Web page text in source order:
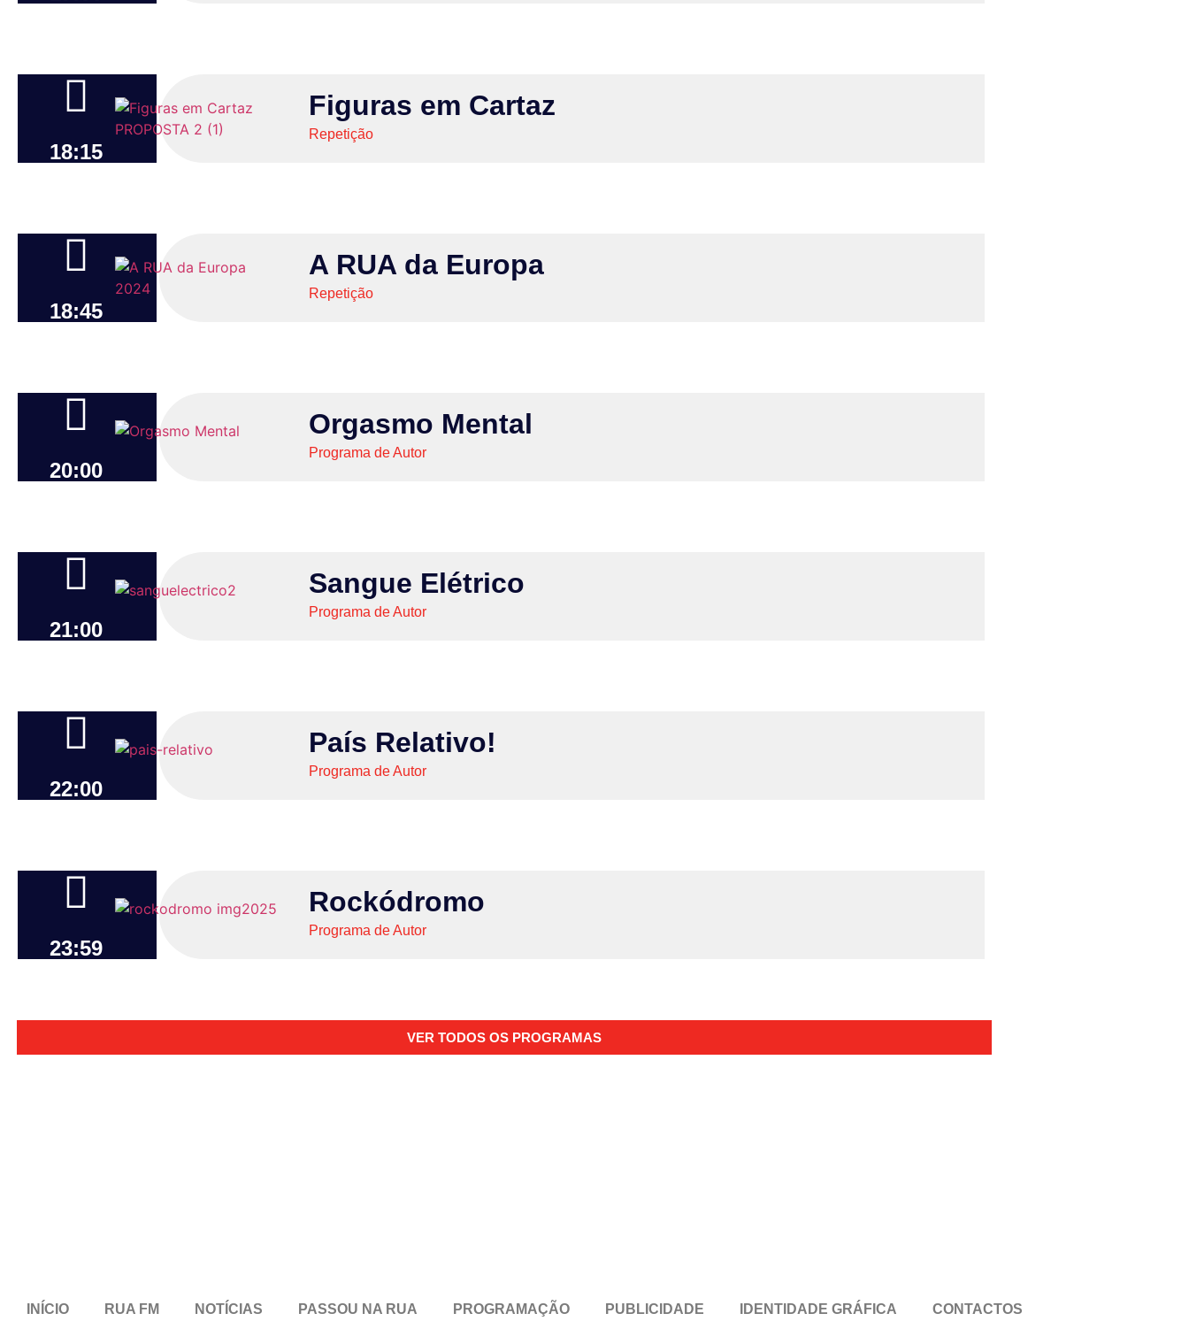
18:15
Figuras em Cartaz
Repetição
18:45
A RUA da Europa
Repetição
20:00
Orgasmo Mental
Programa de Autor
21:00
Sangue Elétrico
Programa de Autor
22:00
País Relativo!
Programa de Autor
23:59
Rockódromo
Programa de Autor
VER TODOS OS PROGRAMAS
INÍCIO RUA FM NOTÍCIAS PASSOU NA RUA PROGRAMAÇÃO PUBLICIDADE IDENTIDADE GRÁFICA CONTACTOS